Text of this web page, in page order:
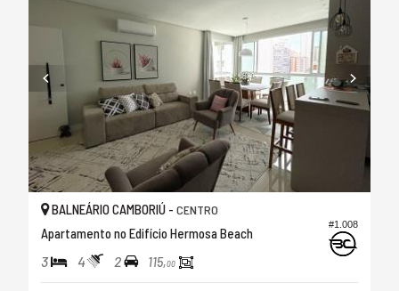
#1.008
BALNEÁRIO CAMBORIÚ - CENTRO
Apartamento no Edifício Hermosa Beach
3 4 2 115,00